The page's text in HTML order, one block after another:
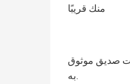
منك قريبًا
صديق موثوق
به.